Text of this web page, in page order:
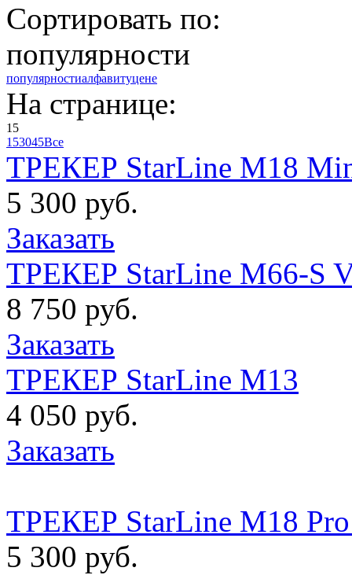
Сортировать по:
популярности
популярностиалфавитуцене
На странице:
15
153045Все
ТРЕКЕР StarLine M18
5 300 руб.
Заказать
ТРЕКЕР StarLine M66-S
8 750 руб.
Заказать
ТРЕКЕР StarLine M13
4 050 руб.
Заказать
ТРЕКЕР StarLine M18
5 300 руб.